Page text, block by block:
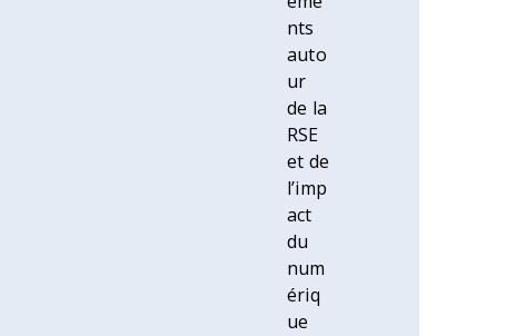
nts
auto
ur
de la
RSE
et de
l’imp
act
du
num
ériq
ue